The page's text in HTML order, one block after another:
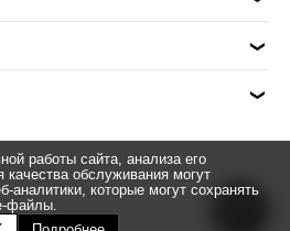
Silver spoon
работы сайта, анализа его
обслуживания могут
аналитики, которые могут сохранять
файлы.